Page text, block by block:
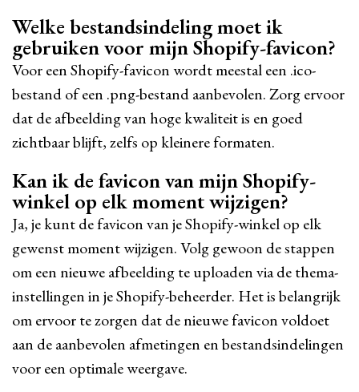
Welke bestandsindeling moet ik
gebruiken voor mijn Shopify-favicon?
Voor een Shopify-favicon wordt meestal een .ico-
bestand of een .png-bestand aanbevolen. Zorg ervoor
dat de afbeelding van hoge kwaliteit is en goed
zichtbaar blijft, zelfs op kleinere formaten.
Kan ik de favicon van mijn Shopify-
winkel op elk moment wijzigen?
Ja, je kunt de favicon van je Shopify-winkel op elk
gewenst moment wijzigen. Volg gewoon de stappen
om een nieuwe afbeelding te uploaden via de thema-
instellingen in je Shopify-beheerder. Het is belangrijk
om ervoor te zorgen dat de nieuwe favicon voldoet
aan de aanbevolen afmetingen en bestandsindelingen
voor een optimale weergave.